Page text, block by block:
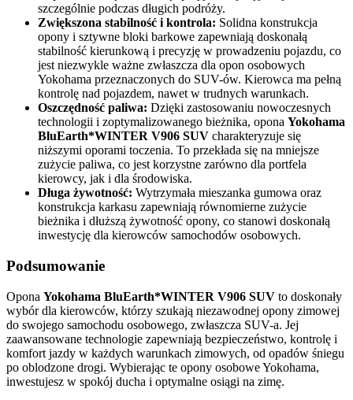
szczególnie podczas długich podróży.
Zwiększona stabilność i kontrola: Solidna konstrukcja
opony i sztywne bloki barkowe zapewniają doskonałą
stabilność kierunkową i precyzję w prowadzeniu pojazdu, co
jest niezwykle ważne zwłaszcza dla opon osobowych
Yokohama przeznaczonych do SUV-ów. Kierowca ma pełną
kontrolę nad pojazdem, nawet w trudnych warunkach.
Oszczędność paliwa: Dzięki zastosowaniu nowoczesnych
technologii i zoptymalizowanego bieżnika, opona Yokohama
BluEarth*WINTER V906 SUV charakteryzuje się
niższymi oporami toczenia. To przekłada się na mniejsze
zużycie paliwa, co jest korzystne zarówno dla portfela
kierowcy, jak i dla środowiska.
Długa żywotność: Wytrzymała mieszanka gumowa oraz
konstrukcja karkasu zapewniają równomierne zużycie
bieżnika i dłuższą żywotność opony, co stanowi doskonałą
inwestycję dla kierowców samochodów osobowych.
Podsumowanie
Opona Yokohama BluEarth*WINTER V906 SUV to doskonały
wybór dla kierowców, którzy szukają niezawodnej opony zimowej
do swojego samochodu osobowego, zwłaszcza SUV-a. Jej
zaawansowane technologie zapewniają bezpieczeństwo, kontrolę i
komfort jazdy w każdych warunkach zimowych, od opadów śniegu
po oblodzone drogi. Wybierając te opony osobowe Yokohama,
inwestujesz w spokój ducha i optymalne osiągi na zimę.